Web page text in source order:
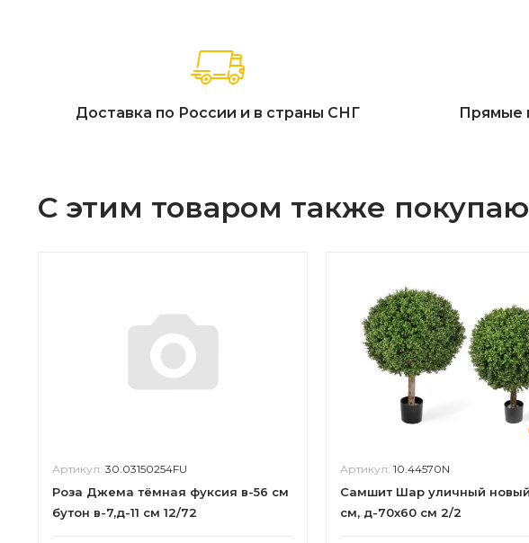
Доставка по России и в страны СНГ Прямые
С этим товаром также
Артикул: 30.03150254FU
Роза Джема тёмная фуксия в-56 см
бутон в-7,д-11 см 12/72
Артикул: 10.44570N
Самшит Шар уличный
см, д-70х60 см 2/2